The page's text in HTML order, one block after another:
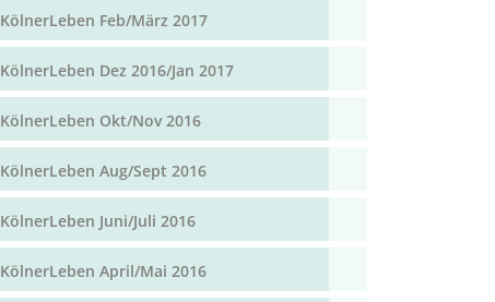
KölnerLeben Feb/März 2017
KölnerLeben Dez 2016/Jan 2017
KölnerLeben Okt/Nov 2016
KölnerLeben Aug/Sept 2016
KölnerLeben Juni/Juli 2016
KölnerLeben April/Mai 2016